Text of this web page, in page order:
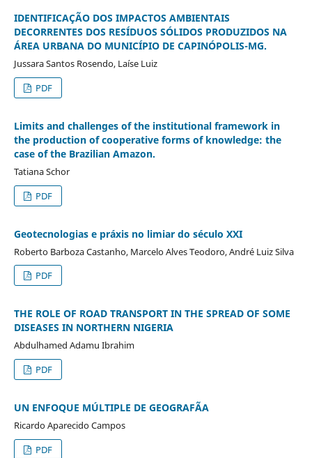
IDENTIFICAÇÃO DOS IMPACTOS AMBIENTAIS
DECORRENTES DOS RESÍDUOS SÓLIDOS PRODUZIDOS NA
ÁREA URBANA DO MUNICÍPIO DE CAPINÓPOLIS-MG.
Jussara Santos Rosendo, Laíse Luiz
PDF
Limits and challenges of the institutional framework in
the production of cooperative forms of knowledge: the
case of the Brazilian Amazon.
Tatiana Schor
PDF
Geotecnologias e práxis no limiar do século XXI
Roberto Barboza Castanho, Marcelo Alves Teodoro, André Luiz Silva
PDF
THE ROLE OF ROAD TRANSPORT IN THE SPREAD OF SOME
DISEASES IN NORTHERN NIGERIA
Abdulhamed Adamu Ibrahim
PDF
UN ENFOQUE MÚLTIPLE DE GEOGRAFÃA
Ricardo Aparecido Campos
PDF